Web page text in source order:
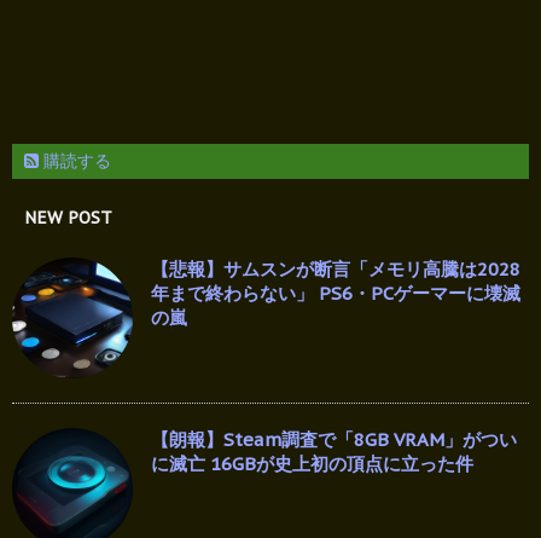
購読する
NEW POST
【悲報】サムスンが断言「メモリ高騰は2028
年まで終わらない」 PS6・PCゲーマーに壊滅
の嵐
【朗報】Steam調査で「8GB VRAM」がつい
に滅亡 16GBが史上初の頂点に立った件